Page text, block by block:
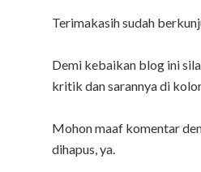
Terimakasih sudah
Demi kebaikan blog ini
kritik dan sarannya di
Mohon maaf komentar
dihapus, ya.